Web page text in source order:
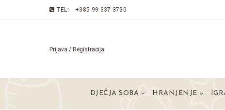
TEL: +385 99 337 3730
Prijava / Registracija
DJEČJA SOBA HRANJENJE